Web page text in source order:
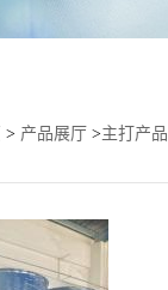
> 产品展厅 >主打产品